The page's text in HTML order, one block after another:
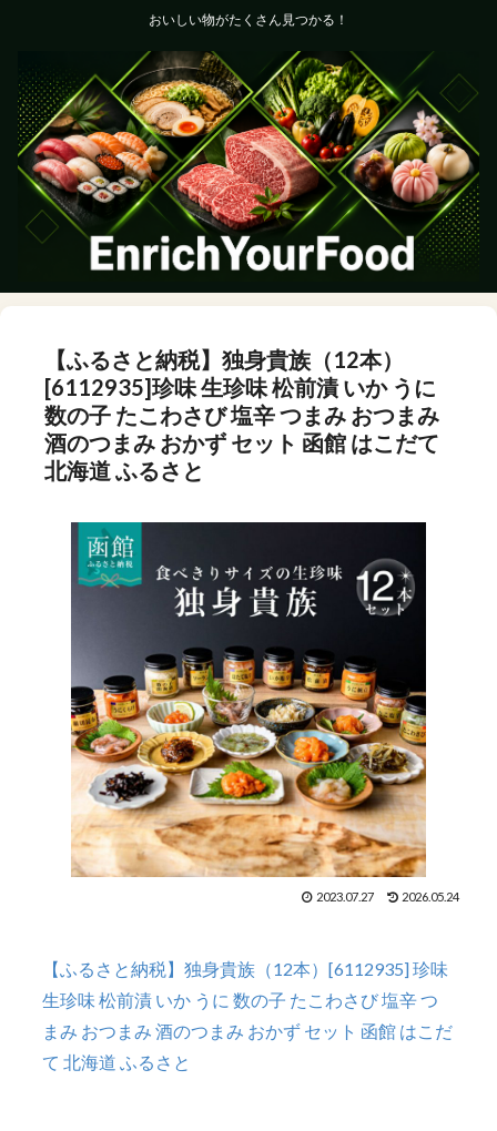
おいしい物がたくさん見つかる！
【ふるさと納税】独身貴族（12本）
[6112935]珍味 生珍味 松前漬 いか うに
数の子 たこわさび 塩辛 つまみ おつまみ
酒のつまみ おかず セット 函館 はこだて
北海道 ふるさと
2023.07.27 2026.05.24
【ふるさと納税】独身貴族（12本）[6112935] 珍味
生珍味 松前漬 いか うに 数の子 たこわさび 塩辛 つ
まみ おつまみ 酒のつまみ おかず セット 函館 はこだ
て 北海道 ふるさと